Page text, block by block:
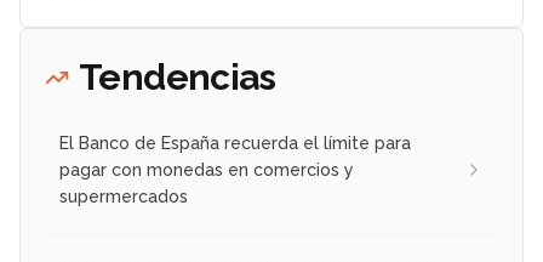
Tendencias
El Banco de España recuerda el límite para
pagar con monedas en comercios y
supermercados